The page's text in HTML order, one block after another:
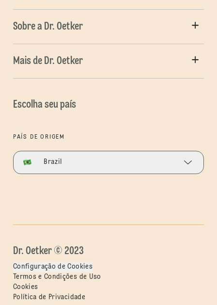
Sobre a Dr. Oetker
Mais de Dr. Oetker
Escolha seu país
PAÍS DE ORIGEM
Brazil
Dr. Oetker © 2023
Configuração de Cookies
Termos e Condições de Uso
Cookies
Política de Privacidade